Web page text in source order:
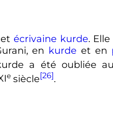
et écrivaine kurde.
en kurde et en
a été oubliée
e siècle[26].